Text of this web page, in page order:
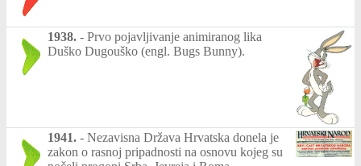
1938. - Prvo pojavljivanje animiranog lika
Duško Dugouško (engl. Bugs Bunny).
1941. - Nezavisna Država Hrvatska donela je
zakon o rasnoj pripadnosti na osnovu kojeg su